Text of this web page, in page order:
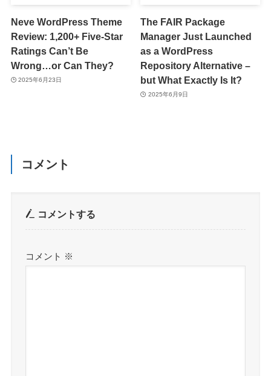
Neve WordPress Theme
Review: 1,200+ Five-Star
Ratings Can’t Be
Wrong…or Can They?
2025年6月23日
The FAIR Package
Manager Just Launched
as a WordPress
Repository Alternative –
but What Exactly Is It?
2025年6月9日
コメント
コメントする
コメント ※